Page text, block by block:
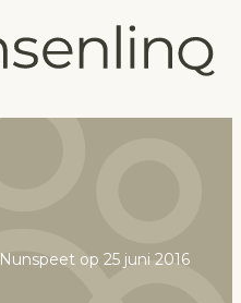
Nunspeet op 25 juni 2016